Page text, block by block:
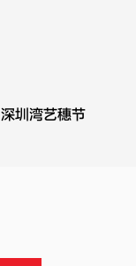
深圳湾艺穗节